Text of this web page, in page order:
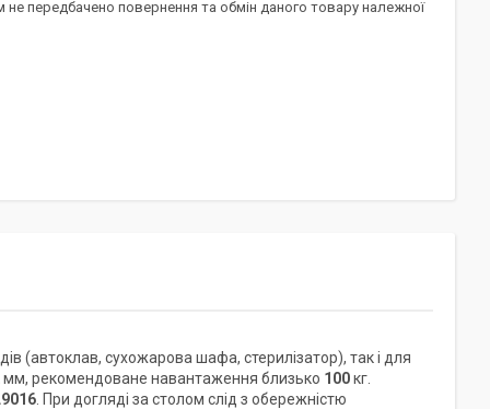
(автоклав, сухожарова шафа, стерилізатор), так і для
мм, рекомендоване навантаження близько 100кг.
. При догляді за столом слід з обережністю